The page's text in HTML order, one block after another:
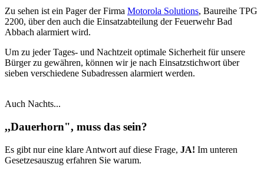
Zu sehen ist ein Pager der Firma Motorola Solutions, Baureihe TPG
2200, über den auch die Einsatzabteilung der Feuerwehr Bad
Abbach alarmiert wird.
Um zu jeder Tages- und Nachtzeit optimale Sicherheit für unsere
Bürger zu gewähren, können wir je nach Einsatzstichwort über
sieben verschiedene Subadressen alarmiert werden.
Auch Nachts...
,,Dauerhorn", muss das sein?
Es gibt nur eine klare Antwort auf diese Frage, JA! Im unteren
Gesetzesauszug erfahren Sie warum.